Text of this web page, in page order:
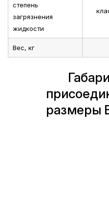
степень
загрязнения
жидкости
Вес, кг
размеры